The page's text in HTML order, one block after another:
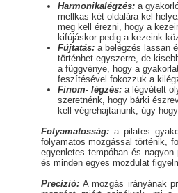
Harmonikalégzés: a
mellkas két oldalára kel
meg kell érezni, hogy a
kifújáskor pedig a kezeink
Fújtatás: a belégzés lassan
történhet egyszerre, de
a függvénye, hogy a
feszítésével fokozzuk a
Finom- légzés: a légvételt
szeretnénk, hogy bárki
kell végrehajtanunk, úgy
Folyamatosság: a pilates
folyamatos mozgással történik,
egyenletes tempóban és
és minden egyes mozdulat
Precízió: A mozgás irányának